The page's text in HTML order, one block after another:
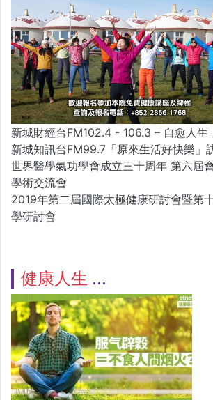
新城財經台FM102.4 - 106.3 – 自愈人生
新城知訊台FM99.7「原來生活好快樂」
世界醫學氣功學會成立三十周年 第六屆
學術交流會
2019年第二屆國際太極健康研討會暨第
學研討會
健康人生